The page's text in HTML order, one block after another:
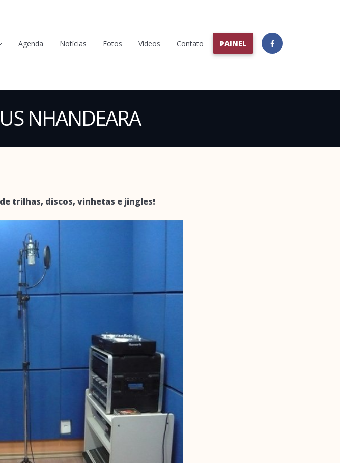
Agenda Notícias Fotos Vídeos Contato PAINEL
NHANDEARA
trilhas, discos, vinhetas e jingles!